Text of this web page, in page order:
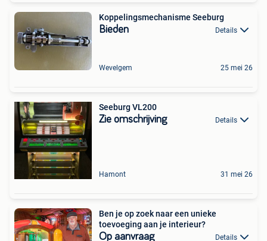
Koppelingsmechanisme Seeburg
Bieden Details
Wevelgem 25 mei 26
Seeburg VL200
Zie omschrijving Details
Hamont 31 mei 26
Ben je op zoek naar een unieke
toevoeging aan je interieur?
Op aanvraag Details